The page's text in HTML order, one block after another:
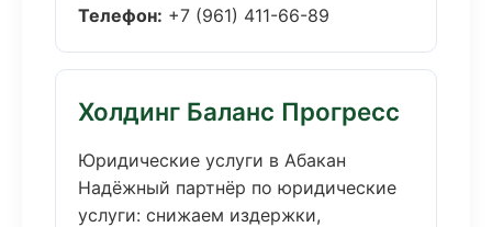
Телефон: +7 (961) 411-66-89
Холдинг Баланс Прогресс
Юридические услуги в Абакан
Надёжный партнёр по юридические
услуги: снижаем издержки,